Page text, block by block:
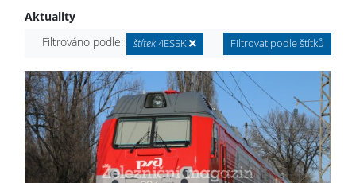
Aktuality
Filtrováno podle:
štítek4ES5K Filtrovat podle štítků